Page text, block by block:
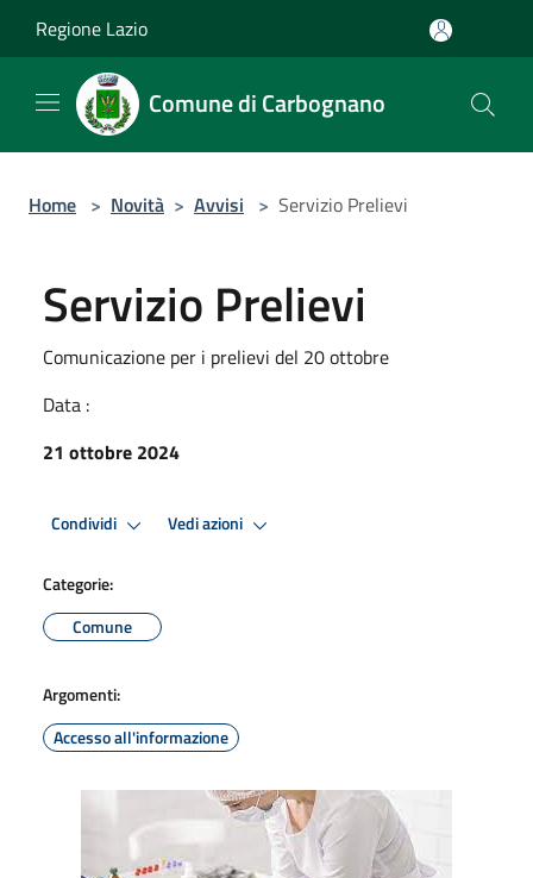
Regione Lazio
Comune di Carbognano
Home > Novità > Avvisi > Servizio Prelievi
Servizio Prelievi
Comunicazione per i prelievi del 20 ottobre
Data :
21 ottobre 2024
Condividi Vedi azioni
Categorie:
Comune
Argomenti:
Accesso all'informazione